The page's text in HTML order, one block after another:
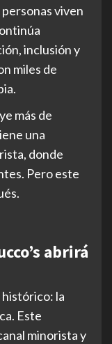
viven
inclusión y
miles de
más de
una
donde
Pero este
abrirá
histórico: la
Este
minorista y